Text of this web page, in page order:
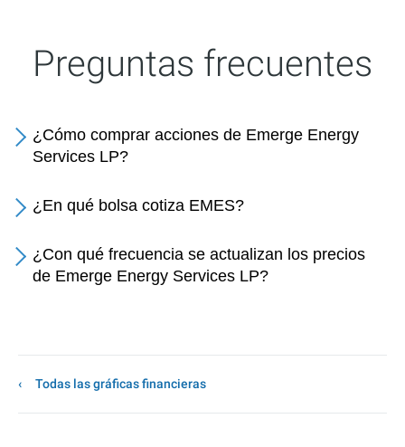
Preguntas frecuentes
¿Cómo comprar acciones de Emerge Energy
Services LP?
¿En qué bolsa cotiza EMES?
¿Con qué frecuencia se actualizan los precios
de Emerge Energy Services LP?
Todas las gráficas financieras